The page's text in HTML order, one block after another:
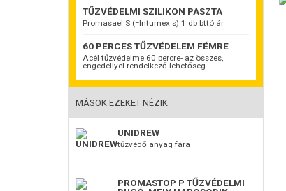
TŰZVÉDELMI SZILIKON PASZTA
Promasael S (=Intumex s) 1 db bttó ár
60 PERCES TŰZVÉDELEM FÉMRE
Acél tűzvédelme 60 percre- az összes,
engedéllyel rendelkező lehetőség
MÁSOK EZEKET NÉZIK
UNIDREW
tűzvédő anyag fára
PROMASTOP P TŰZVÉDELMI